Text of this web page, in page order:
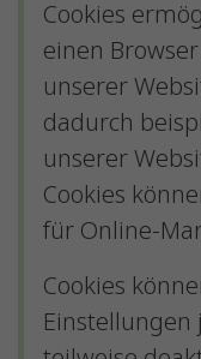
Cookies
einen
unserer
dadurch
unserer
Cookies
für Online-
Cookies